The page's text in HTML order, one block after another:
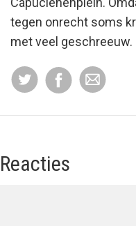
tegen onrecht soms
met veel geschreeuw.
Reacties